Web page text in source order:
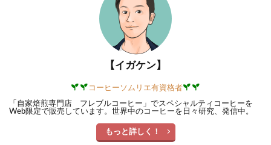
【イガケン】
コーヒーソムリエ有資格者
「自家焙煎専門店 フレブルコーヒー」でスペシャルティコーヒーを
Web限定で販売しています。世界中のコーヒーを日々研究、発信中。
もっと詳しく！